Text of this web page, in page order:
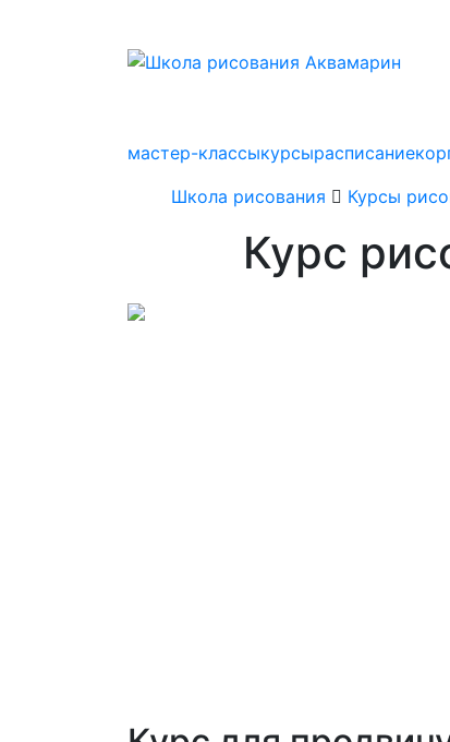
мастер-классыкурсырасписание
Школа рисования
Курсы
Курс